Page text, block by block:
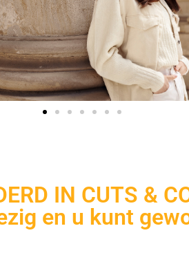
IN CUTS &
en u kunt